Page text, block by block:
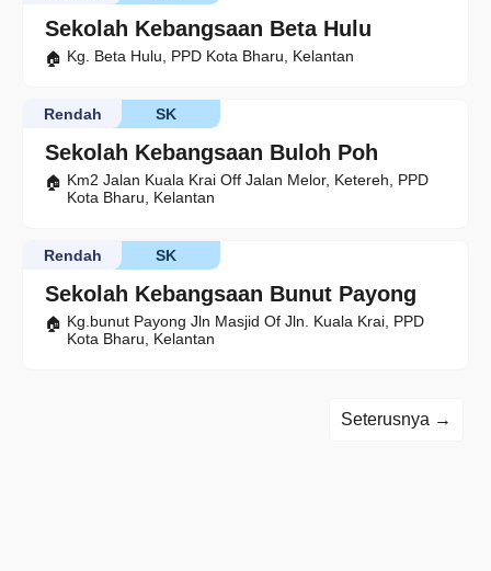
Sekolah Kebangsaan Beta Hulu
Kg. Beta Hulu, PPD Kota Bharu, Kelantan
Sekolah Kebangsaan Buloh Poh
SK
Rendah
Km2 Jalan Kuala Krai Off Jalan Melor, Ketereh, PPD
Kota Bharu, Kelantan
Sekolah Kebangsaan Bunut Payong
SK
Rendah
Kg.bunut Payong Jln Masjid Of Jln. Kuala Krai, PPD
Kota Bharu, Kelantan
Seterusnya →